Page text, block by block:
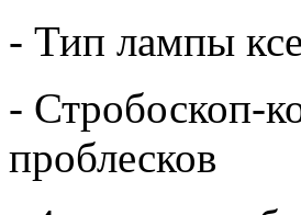
- Тип лампы
- Стробоскоп-
проблесков